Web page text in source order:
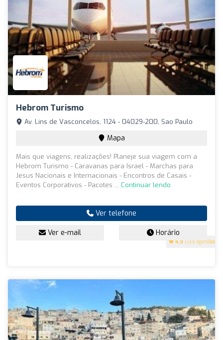
Hebrom Turismo
4.9 (139 opiniões)
Av. Lins de Vasconcelos, 1124 - 04029-200, Sao Paulo
Mapa
Mais que viagens, realizações! Planeje sua viagem com a
Hebrom Turismo - Caravanas para Israel - Marchas para
Jesus Nacionais e Internacionais - Encontros de Casais -
Eventos Corporativos - Pacotes ... Continuar lendo
Ver telefone
Ver e-mail Horário